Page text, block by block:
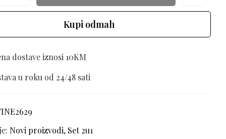
Kupi odmah
dostave iznosi 10KM
u roku od 24/48 sati
Novi proizvodi, Set 2u1